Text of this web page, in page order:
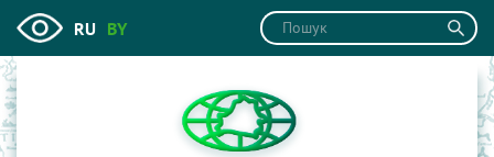
RU BY